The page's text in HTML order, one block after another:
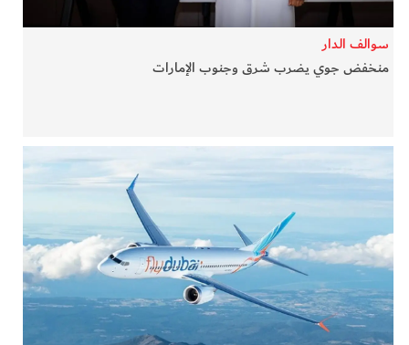
فن وثقافة
كوكب دبي
فيديو
كل الأقسام
أبناء الديرة
الفرجان
سوالف الدار
منخفض جوي يضرب شرق وجنوب الإمارات